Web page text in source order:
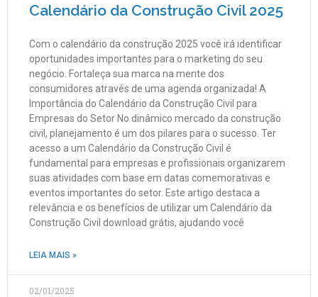
Calendário da Construção Civil 2025
Com o calendário da construção 2025 você irá identificar
oportunidades importantes para o marketing do seu
negócio. Fortaleça sua marca na mente dos
consumidores através de uma agenda organizada! A
Importância do Calendário da Construção Civil para
Empresas do Setor No dinâmico mercado da construção
civil, planejamento é um dos pilares para o sucesso. Ter
acesso a um Calendário da Construção Civil é
fundamental para empresas e profissionais organizarem
suas atividades com base em datas comemorativas e
eventos importantes do setor. Este artigo destaca a
relevância e os benefícios de utilizar um Calendário da
Construção Civil download grátis, ajudando você
LEIA MAIS »
02/01/2025